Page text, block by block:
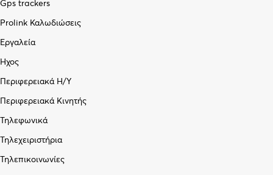
Gps trackers
Prolink Καλωδιώσεις
Εργαλεία
Ήχος
Περιφερειακά Η/Υ
Περιφερειακά Κινητής
Τηλεφωνικά
Τηλεχειριστήρια
Τηλεπικοινωνίες